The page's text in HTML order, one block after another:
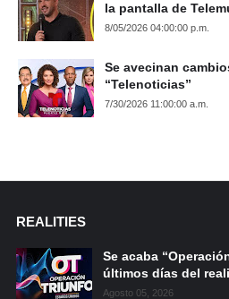
la pantalla de
8/05/2026 04:00:00 p.m.
Se avecinan
“Telenoticias”
7/30/2026 11:00:00 a.m.
REALITIES
Se acaba
últimos días del
Agosto 05, 2026